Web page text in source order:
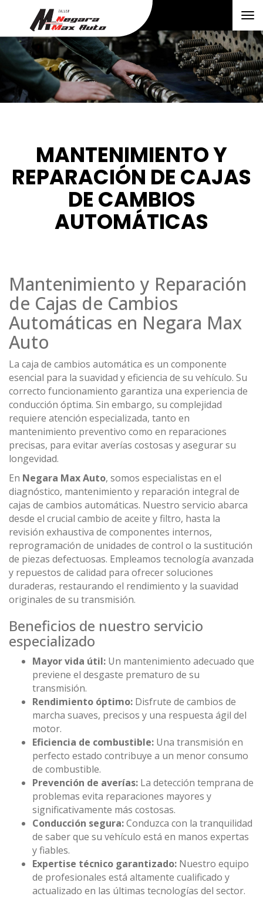
MANTENIMIENTO Y
REPARACIÓN DE CAJAS
DE CAMBIOS
AUTOMÁTICAS
Mantenimiento y Reparación
de Cajas de Cambios
Automáticas en Negara Max
Auto
La caja de cambios automática es un componente
esencial para la suavidad y eficiencia de su vehículo. Su
correcto funcionamiento garantiza una experiencia de
conducción óptima. Sin embargo, su complejidad
requiere atención especializada, tanto en
mantenimiento preventivo como en reparaciones
precisas, para evitar averías costosas y asegurar su
longevidad.
En Negara Max Auto, somos especialistas en el
diagnóstico, mantenimiento y reparación integral de
cajas de cambios automáticas. Nuestro servicio abarca
desde el crucial cambio de aceite y filtro, hasta la
revisión exhaustiva de componentes internos,
reprogramación de unidades de control o la sustitución
de piezas defectuosas. Empleamos tecnología avanzada
y repuestos de calidad para ofrecer soluciones
duraderas, restaurando el rendimiento y la suavidad
originales de su transmisión.
Beneficios de nuestro servicio
especializado
Mayor vida útil: Un mantenimiento adecuado que
previene el desgaste prematuro de su
transmisión.
Rendimiento óptimo: Disfrute de cambios de
marcha suaves, precisos y una respuesta ágil del
motor.
Eficiencia de combustible: Una transmisión en
perfecto estado contribuye a un menor consumo
de combustible.
Prevención de averías: La detección temprana de
problemas evita reparaciones mayores y
significativamente más costosas.
Conducción segura:Conduzca con la tranquilidad
de saber que su vehículo está en manos expertas
y fiables.
Expertise técnico garantizado: Nuestro equipo
de profesionales está altamente cualificado y
actualizado en las últimas tecnologías del sector.